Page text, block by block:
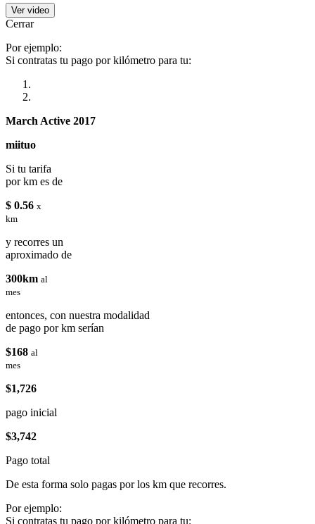
Ver video
Cerrar
Por ejemplo:
Si contratas tu pago por kilómetro para tu:
March Active 2017
miituo
Si tu tarifa
por km es de
$ 0.56 x
km
y recorres un
aproximado de
300km al
mes
entonces, con nuestra modalidad
de pago por km serían
$168 al
mes
$1,726
pago inicial
$3,742
Pago total
De esta forma solo pagas por los km que recorres.
Por ejemplo:
Si contratas tu pago por kilómetro para tu: